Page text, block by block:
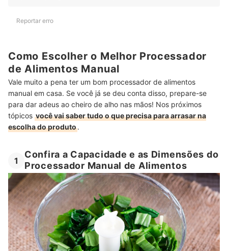
Reportar erro
Como Escolher o Melhor Processador
de Alimentos Manual
Vale muito a pena ter um bom processador de alimentos
manual em casa. Se você já se deu conta disso, prepare-se
para dar adeus ao cheiro de alho nas mãos! Nos próximos
tópicos você vai saber tudo o que precisa para arrasar na
escolha do produto.
1
Confira a Capacidade e as Dimensões do
Processador Manual de Alimentos